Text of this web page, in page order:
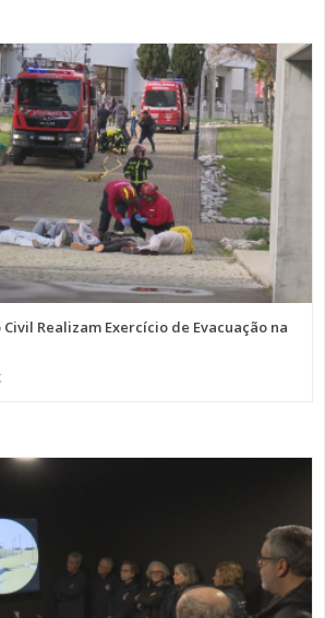
Realizam Exercício de Evacuação na